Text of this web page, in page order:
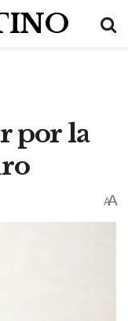
por la
AA